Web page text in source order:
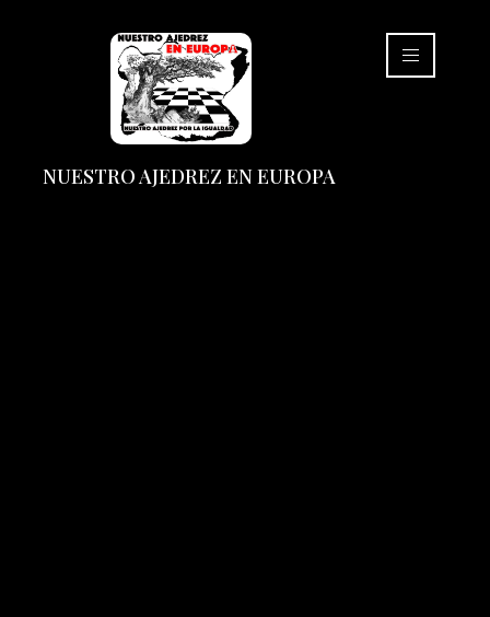
NUESTRO AJEDREZ EN EUROPA